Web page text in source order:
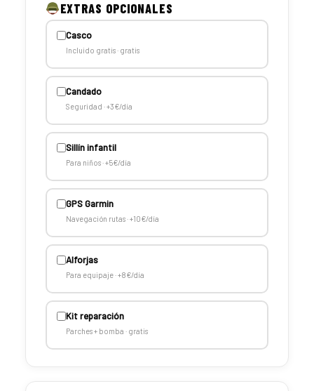
EXTRAS OPCIONALES
Casco
Incluido gratis · gratis
Candado
Seguridad · +3€/día
Sillín infantil
Para niños · +5€/día
GPS Garmin
Navegación rutas · +10€/día
Alforjas
Para equipaje · +8€/día
Kit reparación
Parches + bomba · gratis